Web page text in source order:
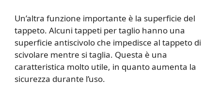
Un’altra funzione importante è la superficie del
tappeto. Alcuni tappeti per taglio hanno una
superficie antiscivolo che impedisce al tappeto di
scivolare mentre si taglia. Questa è una
caratteristica molto utile, in quanto aumenta la
sicurezza durante l’uso.